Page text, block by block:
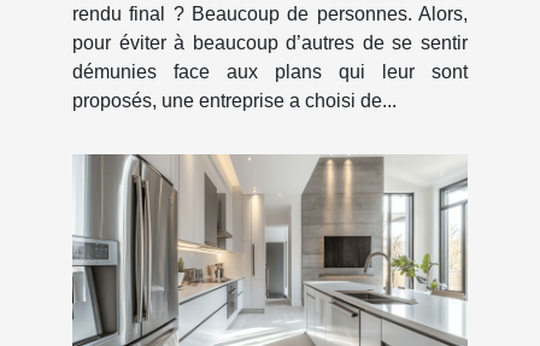
rendu final ? Beaucoup de personnes. Alors,
pour éviter à beaucoup d’autres de se sentir
démunies face aux plans qui leur sont
proposés, une entreprise a choisi de...